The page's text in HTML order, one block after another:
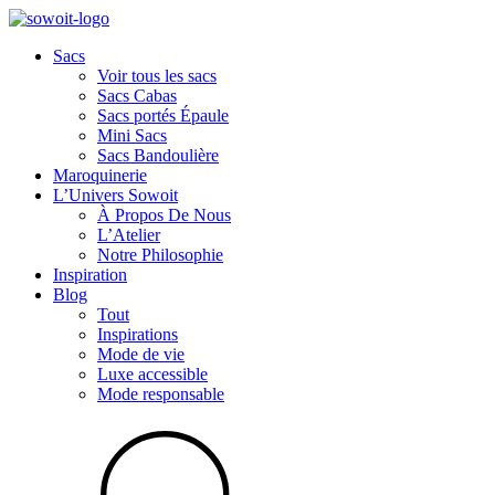
Sacs
Voir tous les sacs
Sacs Cabas
Sacs portés Épaule
Mini Sacs
Sacs Bandoulière
Maroquinerie
L’Univers Sowoit
À Propos De Nous
L’Atelier
Notre Philosophie
Inspiration
Blog
Tout
Inspirations
Mode de vie
Luxe accessible
Mode responsable